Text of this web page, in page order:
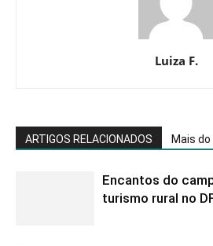
Luiza F.
ARTIGOS RELACIONADOS Mais
Encantos do
turismo rural no